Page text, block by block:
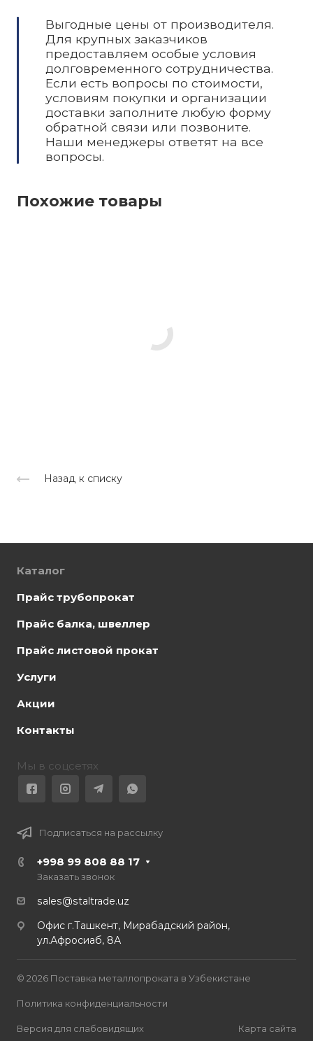
Выгодные цены от производителя.
Для крупных заказчиков
предоставляем особые условия
долговременного сотрудничества.
Если есть вопросы по стоимости,
условиям покупки и организации
доставки заполните любую форму
обратной связи или позвоните.
Наши менеджеры ответят на все
вопросы.
Похожие товары
Назад к списку
Каталог
Прайс трубопрокат
Прайс балка, швеллер
Прайс листовой прокат
Услуги
Акции
Контакты
Мы в соцсетях
Подписаться на рассылку
+998 99 808 88 17
Заказать звонок
sales@staltrade.uz
Офис г.Ташкент, Мирабадский район,
ул.Афросиаб, 8А
© 2026 Поставка металлопроката в Узбекистане
Политика конфиденциальности
Версия для слабовидящих Карта сайта